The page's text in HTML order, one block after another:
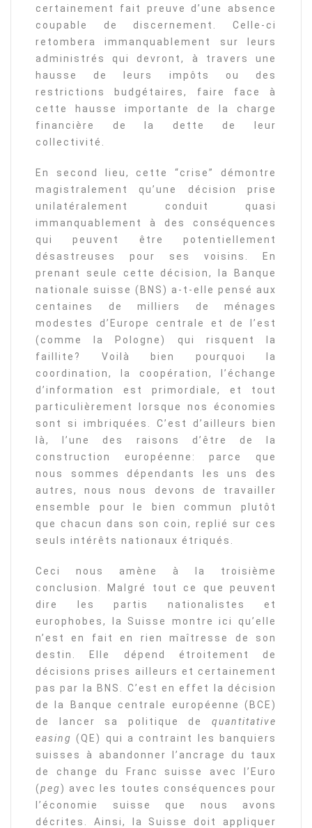
certainement fait preuve d’une absence
coupable de discernement. Celle-ci
retombera immanquablement sur leurs
administrés qui devront, à travers une
hausse de leurs impôts ou des
restrictions budgétaires, faire face à
cette hausse importante de la charge
financière de la dette de leur
collectivité.
En second lieu, cette “crise” démontre
magistralement qu’une décision prise
unilatéralement conduit quasi
immanquablement à des conséquences
qui peuvent être potentiellement
désastreuses pour ses voisins. En
prenant seule cette décision, la Banque
nationale suisse (BNS) a-t-elle pensé aux
centaines de milliers de ménages
modestes d’Europe centrale et de l’est
(comme la Pologne) qui risquent la
faillite? Voilà bien pourquoi la
coordination, la coopération, l’échange
d’information est primordiale, et tout
particulièrement lorsque nos économies
sont si imbriquées. C’est d’ailleurs bien
là, l’une des raisons d’être de la
construction européenne: parce que
nous sommes dépendants les uns des
autres, nous nous devons de travailler
ensemble pour le bien commun plutôt
que chacun dans son coin, replié sur ces
seuls intérêts nationaux étriqués.
Ceci nous amène à la troisième
conclusion. Malgré tout ce que peuvent
dire les partis nationalistes et
europhobes, la Suisse montre ici qu’elle
n’est en fait en rien maîtresse de son
destin. Elle dépend étroitement de
décisions prises ailleurs et certainement
pas par la BNS. C’est en effet la décision
de la Banque centrale européenne (BCE)
de lancer sa politique de quantitative
easing (QE) qui a contraint les banquiers
suisses à abandonner l’ancrage du taux
de change du Franc suisse avec l’Euro
(peg) avec les toutes conséquences pour
l’économie suisse que nous avons
décrites. Ainsi, la Suisse doit appliquer